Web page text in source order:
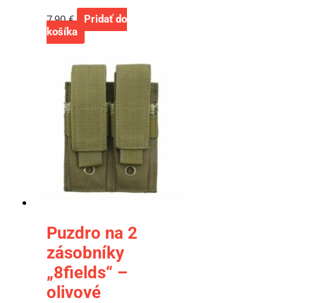
7,90€
Pridať do
košíka
Puzdro na 2
zásobníky
„8fields“ –
olivové